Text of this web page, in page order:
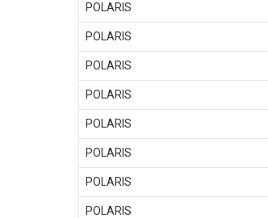
POLARIS
POLARIS
POLARIS
POLARIS
POLARIS
POLARIS
POLARIS
POLARIS